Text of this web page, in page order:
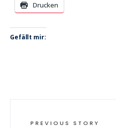
Drucken
Gefällt mir:
PREVIOUS STORY